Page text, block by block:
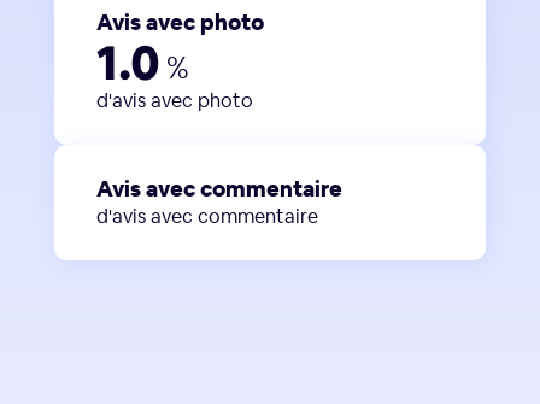
Avis avec photo
1.0 %
d'avis avec photo
Avis avec commentaire
d'avis avec commentaire